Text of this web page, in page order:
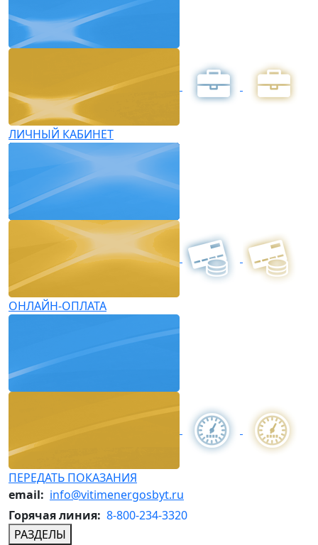
ЛИЧНЫЙ КАБИНЕТ
ОНЛАЙН-ОПЛАТА
ПЕРЕДАТЬ ПОКАЗАНИЯ
email: info@vitimenergosbyt.ru
Горячая линия: 8-800-234-3320
РАЗДЕЛЫ